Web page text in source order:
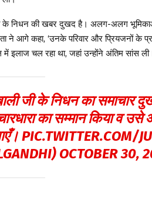
के निधन की खबर दुखद है। अलग-अलग
ने आगे कहा, ‘उनके परिवार और प्रियजनों के
चल रहा था, जहां उन्होंने अंतिम सांस
जी के निधन का
का सम्मान किया व
PIC.TWITTER.COM/
OCTOBER 30,